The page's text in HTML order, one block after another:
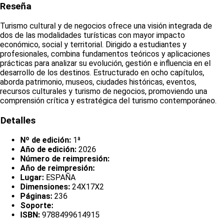
Reseña
Turismo cultural y de negocios ofrece una visión integrada de
dos de las modalidades turísticas con mayor impacto
económico, social y territorial. Dirigido a estudiantes y
profesionales, combina fundamentos teóricos y aplicaciones
prácticas para analizar su evolución, gestión e influencia en el
desarrollo de los destinos. Estructurado en ocho capítulos,
aborda patrimonio, museos, ciudades históricas, eventos,
recursos culturales y turismo de negocios, promoviendo una
comprensión crítica y estratégica del turismo contemporáneo.
Detalles
Nº de edición: 1ª
Año de edición: 2026
Número de reimpresión:
Año de reimpresión:
Lugar: ESPAÑA
Dimensiones: 24X17X2
Páginas: 236
Soporte:
ISBN: 9788499614915